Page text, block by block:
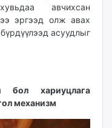
авчихсан
эргээд олж авах
асуудлыг
бол хариуцлага
механизм